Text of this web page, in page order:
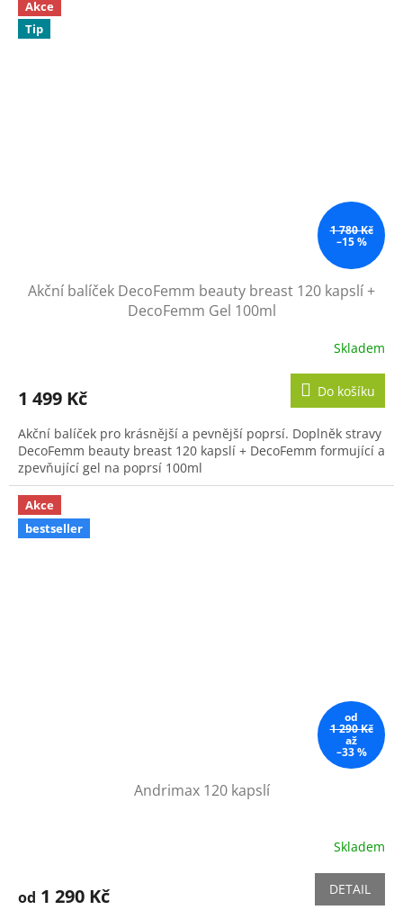
Akce
Tip
1 780 Kč
–15 %
Akční balíček DecoFemm beauty breast 120 kapslí +
DecoFemm Gel 100ml
Skladem
1 499 Kč Do košíku
Akční balíček pro krásnější a pevnější poprsí. Doplněk stravy
DecoFemm beauty breast 120 kapslí + DecoFemm formující a
zpevňující gel na poprsí 100ml
Akce
bestseller
od
1 290 Kč
až
–33 %
Andrimax 120 kapslí
je
Skladem
od 1 290 Kč DETAIL